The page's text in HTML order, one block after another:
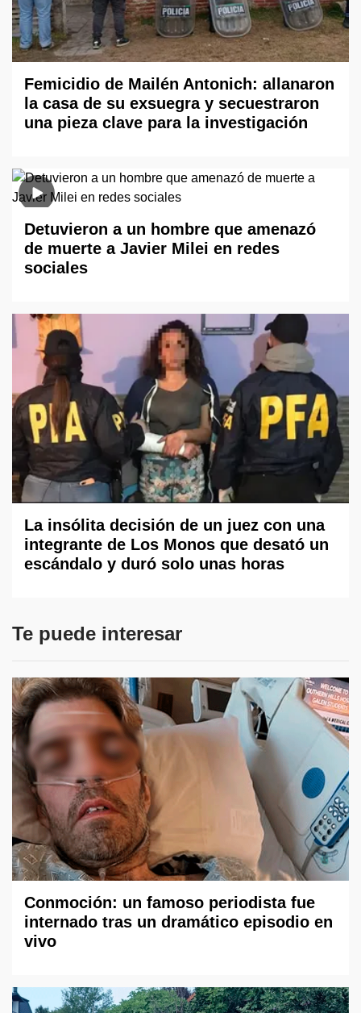
Femicidio de Mailén Antonich: allanaron
la casa de su exsuegra y secuestraron
una pieza clave para la investigación
Detuvieron a un hombre que amenazó
de muerte a Javier Milei en redes
sociales
La insólita decisión de un juez con una
integrante de Los Monos que desató un
escándalo y duró solo unas horas
Te puede interesar
Conmoción: un famoso periodista fue
internado tras un dramático episodio en
vivo